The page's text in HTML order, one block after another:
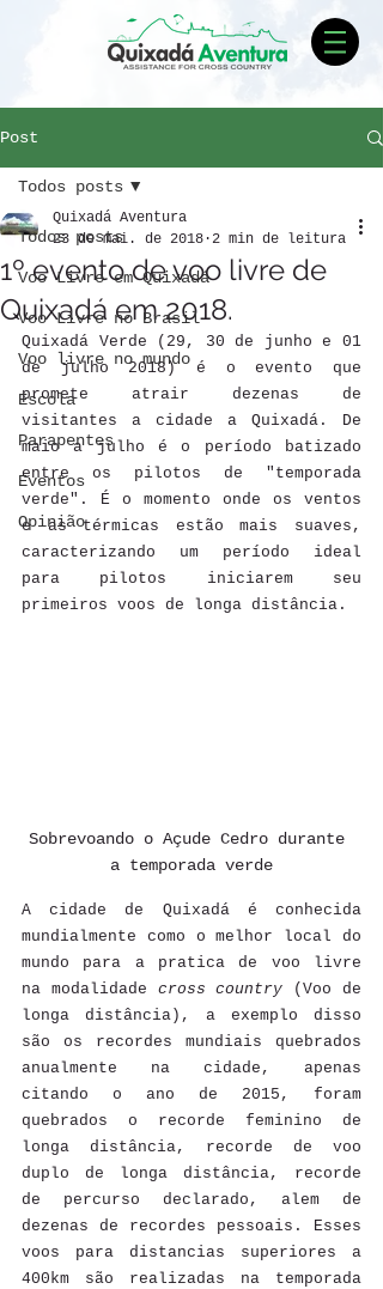
Post
Todos posts
Voo Livre em Quixadá
Voo Livre no Brasil
Voo livre no mundo
Escola
Parapentes
Eventos
Opinião
Todos posts
1º evento de voo livre de
Quixadá em 2018.
Quixadá Aventura
23 de mai. de 2018 2 min de leitura
Quixadá Verde (29, 30 de junho e 01
de julho 2018) é o evento que
promete atrair dezenas de
visitantes a cidade a Quixadá. De
maio a julho é o período batizado
entre os pilotos de "temporada
verde". É o momento onde os ventos
e as térmicas estão mais suaves,
caracterizando um período ideal
para pilotos iniciarem seu
primeiros voos de longa distância.
Sobrevoando o Açude Cedro durante
a temporada verde
A cidade de Quixadá é conhecida
mundialmente como o melhor local do
mundo para a pratica de voo livre
na modalidade cross country (Voo de
longa distância), a exemplo disso
são os recordes mundiais quebrados
anualmente na cidade, apenas
citando o ano de 2015, foram
quebrados o recorde feminino de
longa distância, recorde de voo
duplo de longa distância, recorde
de percurso declarado, alem de
dezenas de recordes pessoais. Esses
voos para distancias superiores a
400km são realizadas na temporada